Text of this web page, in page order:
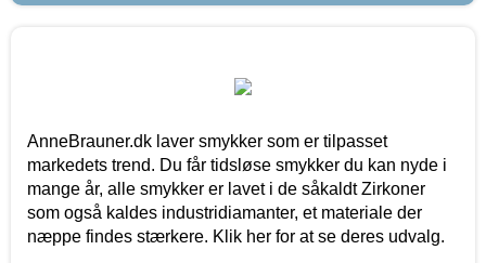
AnneBrauner.dk laver smykker som er tilpasset
markedets trend. Du får tidsløse smykker du kan nyde i
mange år, alle smykker er lavet i de såkaldt Zirkoner
som også kaldes industridiamanter, et materiale der
næppe findes stærkere. Klik her for at se deres udvalg.